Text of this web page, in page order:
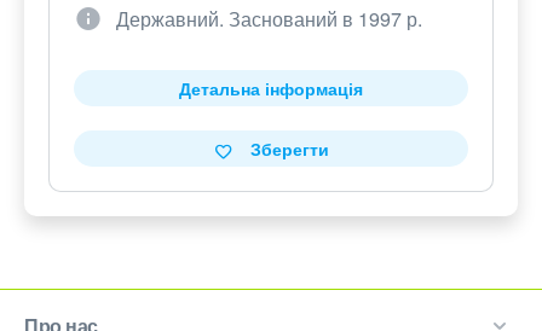
Державний. Заснований в 1997 р.
Детальна інформація
Зберегти